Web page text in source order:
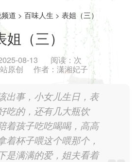
道 > 百味人生 > 表姐（三）
姐（三）
08-13 阅读： 次
原创 作者： 潇湘妃子
出事，小女儿生日，表
吃的，还有几大瓶饮
着孩子吃吃喝喝，高高
着杯子喂这个喂那个，
是满满的爱，姐夫看着